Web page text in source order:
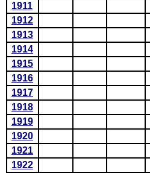
1911
1912
1913
1914
1915
1916
1917
1918
1919
1920
1921
1922